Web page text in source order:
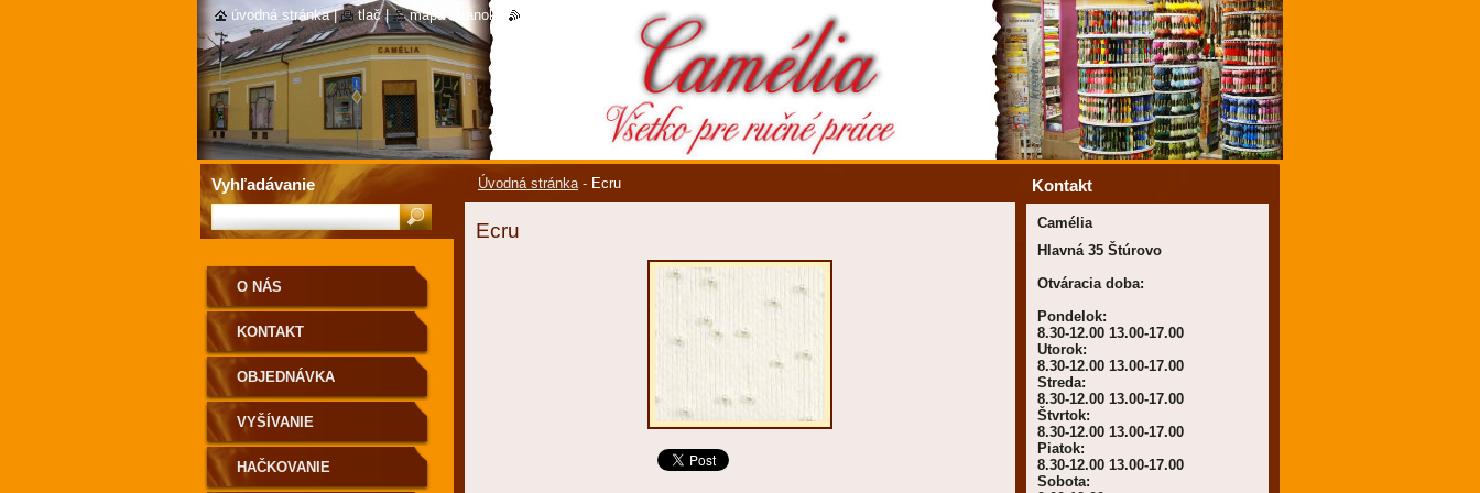
Úvodná stránka - Ecru
Ecru
O NÁS
KONTAKT
OBJEDNÁVKA
VYŠÍVANIE
HAČKOVANIE
Kontakt
Camélia
Hlavná 35 Štúrovo
Otváracia doba:
Pondelok:
8.30-12.00 13.00-17.00
Utorok:
8.30-12.00 13.00-17.00
Streda:
8.30-12.00 13.00-17.00
Štvrtok:
8.30-12.00 13.00-17.00
Piatok:
8.30-12.00 13.00-17.00
Sobota:
Vyhľadávanie
úvodná stránka | tlač | mapa stránok